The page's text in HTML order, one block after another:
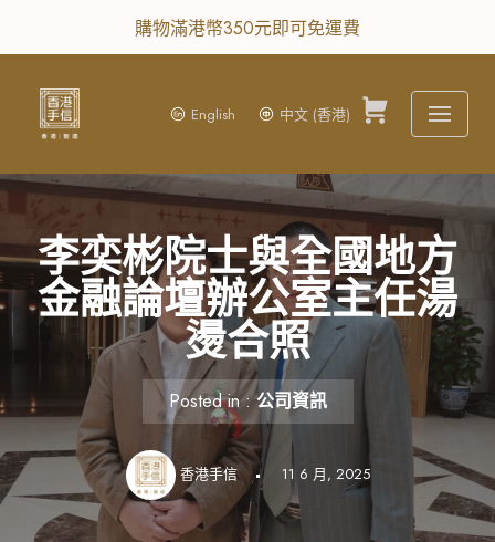
Skip
content
購物滿港幣350元即可免運費
English 中文 (香港)
李奕彬院士與全國地方
金融論壇辦公室主任湯
燙合照
Posted in : 公司資訊
香港手信 11 6 月, 2025